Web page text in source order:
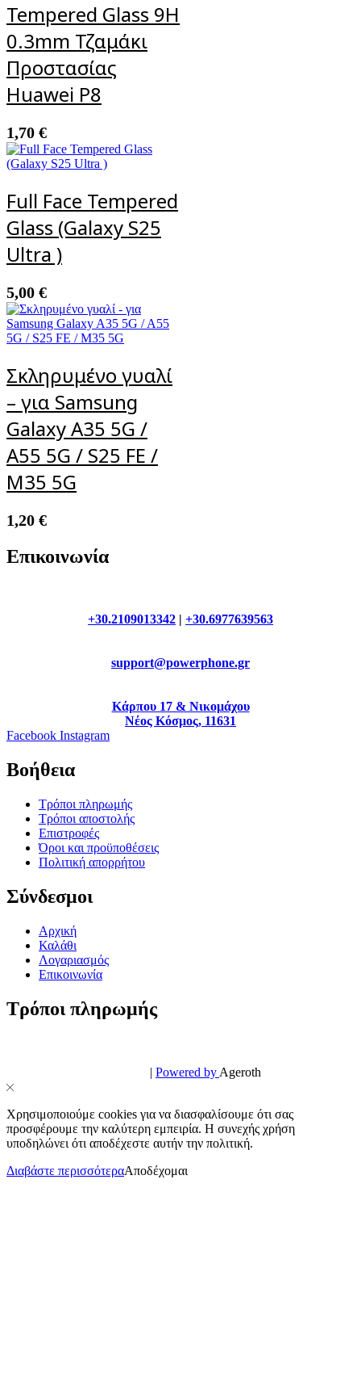
Tempered Glass 9H
0.3mm Τζαμάκι
Προστασίας
Huawei P8
1,70 €
Full Face Tempered
Glass (Galaxy S25
Ultra )
5,00 €
Σκληρυμένο γυαλί
– για Samsung
Galaxy A35 5G /
A55 5G / S25 FE /
M35 5G
1,20 €
Επικοινωνία
+30.2109013342 +30.6977639563
support@powerphone.gr
Κάρπου 17 & Νικομάχου
Νέος Κόσμος, 11631
Facebook Instagram
Βοήθεια
Τρόποι πληρωμής
Τρόποι αποστολής
Επιστροφές
Όροι και προϋποθέσεις
Πολιτική απορρήτου
Σύνδεσμοι
Αρχική
Καλάθι
Λογαριασμός
Επικοινωνία
Τρόποι πληρωμής
| Powered by Ageroth
Χρησιμοποιούμε cookies για να διασφαλίσουμε ότι σας
προσφέρουμε την καλύτερη εμπειρία. Η συνεχής χρήση
υποδηλώνει ότι αποδέχεστε αυτήν την πολιτική.
Διαβάστε περισσότεραΑποδέχομαι